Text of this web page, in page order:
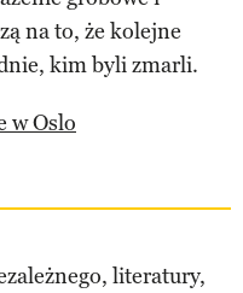
na to, że kolejne
kim byli zmarli.
w Oslo
literatury,